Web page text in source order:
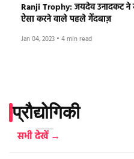
Ranji Trophy: जयदेव उनादकट ने
ऐसा करने वाले पहले गेंदबाज़
Jan 04, 2023 • 4 min read
प्रौद्योगिकी
सभी देखें →